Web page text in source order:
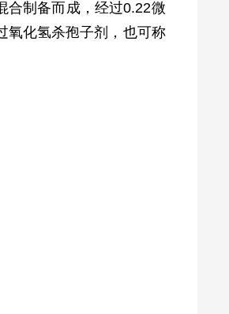
合制备而成，经过0.22微
氧化氢杀孢子剂，也可称